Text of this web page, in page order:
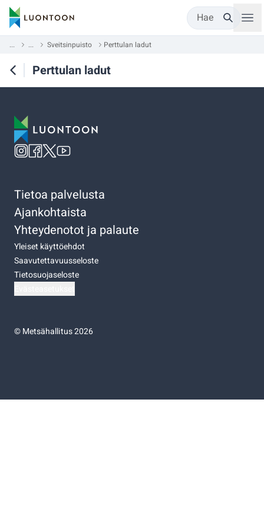
Hae
... ... Sveitsinpuisto Perttulan ladut
Perttulan ladut
Tietoa palvelusta
Ajankohtaista
Yhteydenotot ja palaute
Yleiset käyttöehdot
Saavutettavuusseloste
Tietosuojaseloste
©Metsähallitus 2026